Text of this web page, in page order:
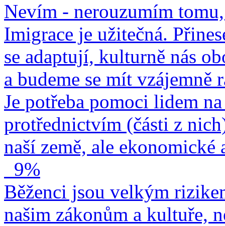
Nevím - nerouzumím
Imigrace je užitečná.
se adaptují, kulturně nás
a budeme se mít vzájemně
Je potřeba pomoci lidem
protřednictvím (části z
naší země, ale
9%
Běženci jsou velkým
našim zákonům a kultuře,